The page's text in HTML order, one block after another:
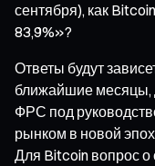
сентября), как
83,9%»?
Ответы будут
ближайшие месяцы,
ФРС под
рынком в новой
Для Bitcoin вопрос